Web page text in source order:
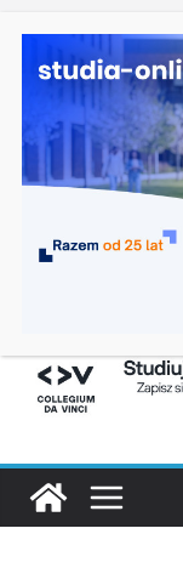
Ostatnie
wpisy: